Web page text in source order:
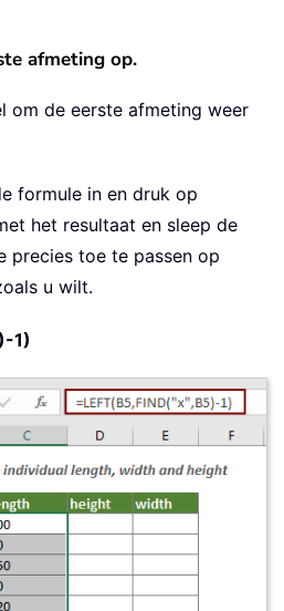
afmeting op.
om de eerste afmeting weer
formule in en druk op
het resultaat en sleep de
precies toe te passen op
u wilt.
1)